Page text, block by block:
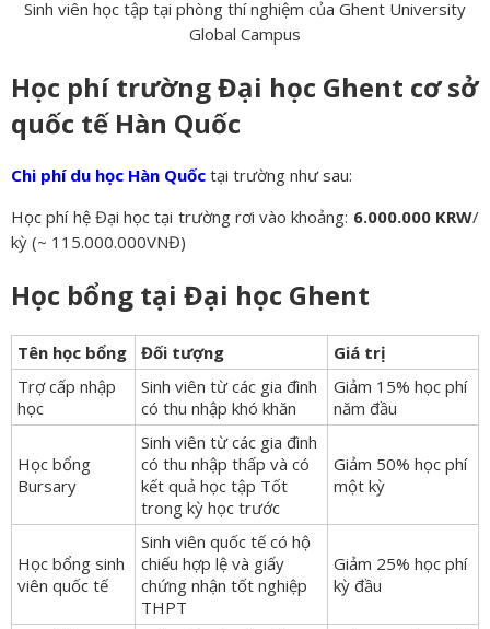
Sinh viên học tập tại phòng thí nghiệm của Ghent University
Global Campus
Học phí trường Đại học Ghent cơ sở
quốc tế Hàn Quốc
Chi phí du học Hàn Quốc tại trường như sau:
Học phí hệ Đại học tại trường rơi vào khoảng: 6.000.000 KRW/
kỳ (~ 115.000.000VNĐ)
Học bổng tại Đại học Ghent
Tên học bổng Đối tượng
Giá trị
Trợ cấp nhập
học
Sinh viên từ các gia đình
có thu nhập khó khăn
Giảm 15% học phí
năm đầu
Học bổng
Bursary
Sinh viên từ các gia đình
có thu nhập thấp và có
kết quả học tập Tốt
trong kỳ học trước
Giảm 50% học phí
một kỳ
Học bổng sinh
viên quốc tế
Sinh viên quốc tế có hộ
chiếu hợp lệ và giấy
chứng nhận tốt nghiệp
THPT
Giảm 25% học phí
kỳ đầu